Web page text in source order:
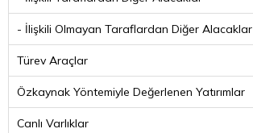
- İlişkili Olmayan Taraflardan Diğer Alacaklar
Türev Araçlar
Özkaynak Yöntemiyle Değerlenen Yatırımlar
Canlı Varlıklar